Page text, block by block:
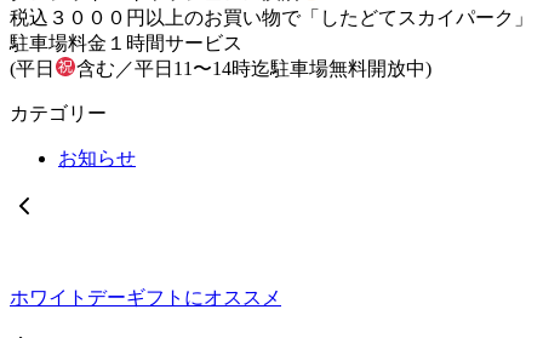
税込３０００円以上のお買い物で「したどてスカイパーク」
駐車場料金１時間サービス
(平日
含む／平日11〜14時迄駐車場無料開放中)
カテゴリー
お知らせ
ホワイトデーギフトにオススメ